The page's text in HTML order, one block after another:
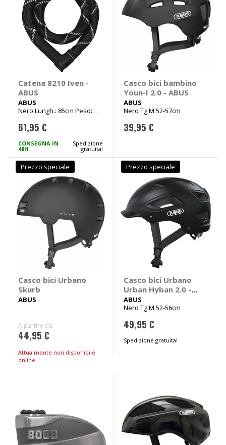
Catena 8210 Iven -
ABUS
ABUS
Nero Lungh.: 85cm Peso:
61,95 €
CONSEGNA IN
48H
Spedizione
gratuita!
Casco bici bambino
Youn-I 2.0 - ABUS
ABUS
Nero Tg M 52-57cm
39,95 €
Prezzo speciale
Casco bici Urbano
Skurb
ABUS
A partire da
44,95 €
Attualmente non disponibile
online
Prezzo speciale
Casco bici Urbano
Urban Hyban 2.0 -
ABUS
ABUS
Nero Tg M 52-56cm
49,95 €
Spedizione gratuita!